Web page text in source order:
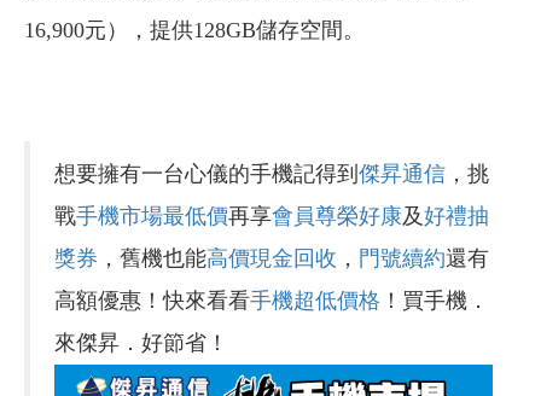
16,900元），提供128GB儲存空間。
想要擁有一台心儀的手機記得到傑昇通信 ，挑
戰手機市場最低價再享會員尊榮好康及好禮抽
獎券 ，舊機也能高價現金回收 ， 門號續約還有
高額優惠！快來看看手機超低價格 ！買手機．
來傑昇．好節省！